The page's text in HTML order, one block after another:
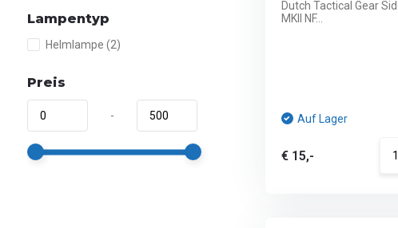
Lampentyp
Helmlampe (2)
Preis
-
Dutch Tactical Gear
MKII NF...
Auf Lager
€ 15,-